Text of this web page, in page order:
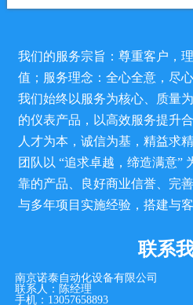
我们的服务宗旨：尊重客户，
值；服务理念：全心全意，尽
我们始终以服务为核心、质量
的仪表产品，以高效服务提升
人才为本，诚信为基，精益求精
团队以 “追求卓越，缔造满意”
靠的产品、良好商业信誉、完
与多年项目实施经验，搭建与
联系
南京诺泰自动化设备有限公司
联系人：陈经理
手机：13057658893